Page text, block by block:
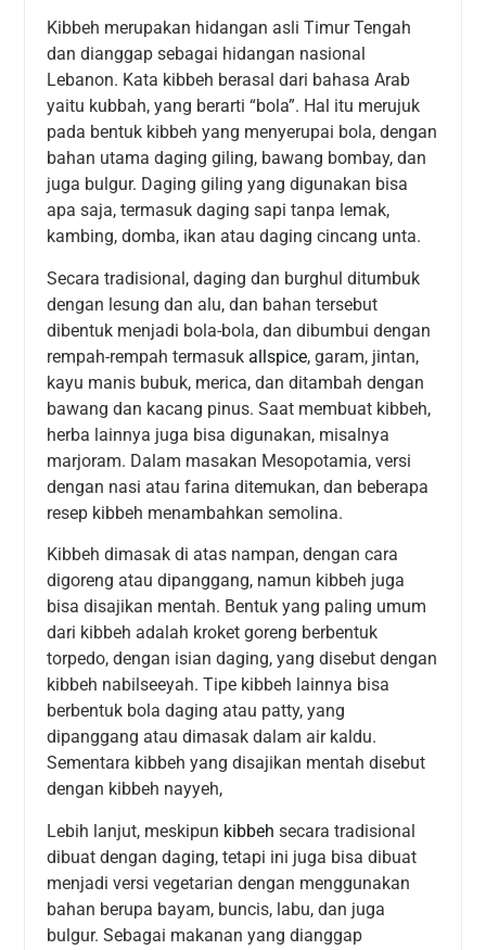
Kibbeh merupakan hidangan asli Timur Tengah
dan dianggap sebagai hidangan nasional
Lebanon. Kata kibbeh berasal dari bahasa Arab
yaitu kubbah, yang berarti “bola”. Hal itu merujuk
pada bentuk kibbeh yang menyerupai bola, dengan
bahan utama daging giling, bawang bombay, dan
juga bulgur. Daging giling yang digunakan bisa
apa saja, termasuk daging sapi tanpa lemak,
kambing, domba, ikan atau daging cincang unta.
Secara tradisional, daging dan burghul ditumbuk
dengan lesung dan alu, dan bahan tersebut
dibentuk menjadi bola-bola, dan dibumbui dengan
rempah-rempah termasukallspice, garam, jintan,
kayu manis bubuk, merica, dan ditambah dengan
bawang dan kacang pinus. Saat membuat kibbeh,
herba lainnya juga bisa digunakan, misalnya
marjoram. Dalam masakan Mesopotamia, versi
dengan nasi atau farina ditemukan, dan beberapa
resep kibbeh menambahkan semolina.
Kibbeh dimasak di atas nampan, dengan cara
digoreng atau dipanggang, namun kibbeh juga
bisa disajikan mentah. Bentuk yang paling umum
dari kibbeh adalah kroket goreng berbentuk
torpedo, dengan isian daging, yang disebut dengan
kibbeh nabilseeyah. Tipe kibbeh lainnya bisa
berbentuk bola daging atau patty, yang
dipanggang atau dimasak dalam air kaldu.
Sementara kibbeh yang disajikan mentah disebut
dengan kibbeh nayyeh,
Lebih lanjut, meskipun kibbeh secara tradisional
dibuat dengan daging, tetapi ini juga bisa dibuat
menjadi versi vegetarian dengan menggunakan
bahan berupa bayam, buncis, labu, dan juga
bulgur. Sebagai makanan yang dianggap